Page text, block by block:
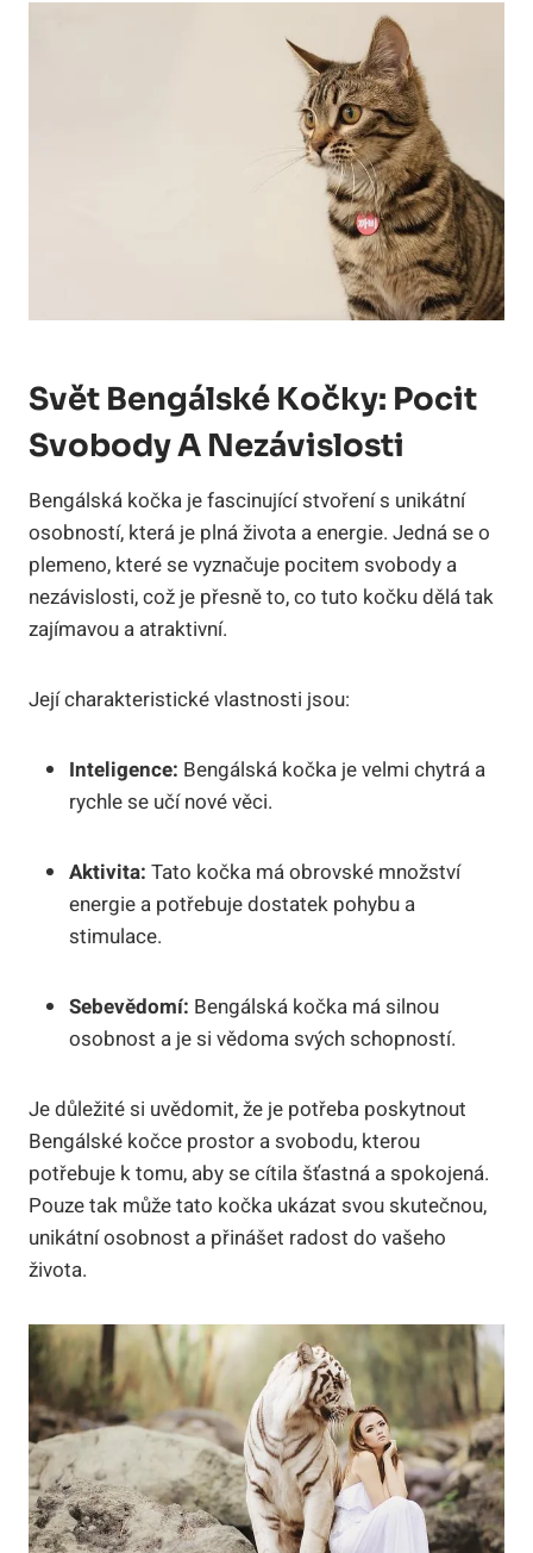
Svět Bengálské Kočky: Pocit
Svobody A ​nezávislosti
Bengálská kočka je ⁤fascinující stvoření s unikátní
osobností, která ​je plná života a energie. Jedná se o
plemeno, které se vyznačuje pocitem svobody a
nezávislosti, což je ⁤přesně to, co ⁤tuto ⁣kočku dělá tak
zajímavou a atraktivní.
Její charakteristické vlastnosti jsou:
Inteligence: Bengálská kočka⁤ je velmi chytrá ⁤a
rychle se učí nové věci.
Aktivita: ⁤Tato kočka má obrovské množství
energie a ⁣potřebuje dostatek ⁣pohybu ​a
stimulace.
Sebevědomí: Bengálská kočka má silnou
osobnost a je si vědoma svých⁣ schopností.
Je důležité si uvědomit, že je potřeba poskytnout
Bengálské kočce prostor a svobodu,⁤ kterou
potřebuje ⁣k ‍tomu, aby se cítila šťastná a spokojená.
Pouze tak může ⁤tato kočka ukázat svou skutečnou,
unikátní osobnost a přinášet radost do ⁣vašeho
života.